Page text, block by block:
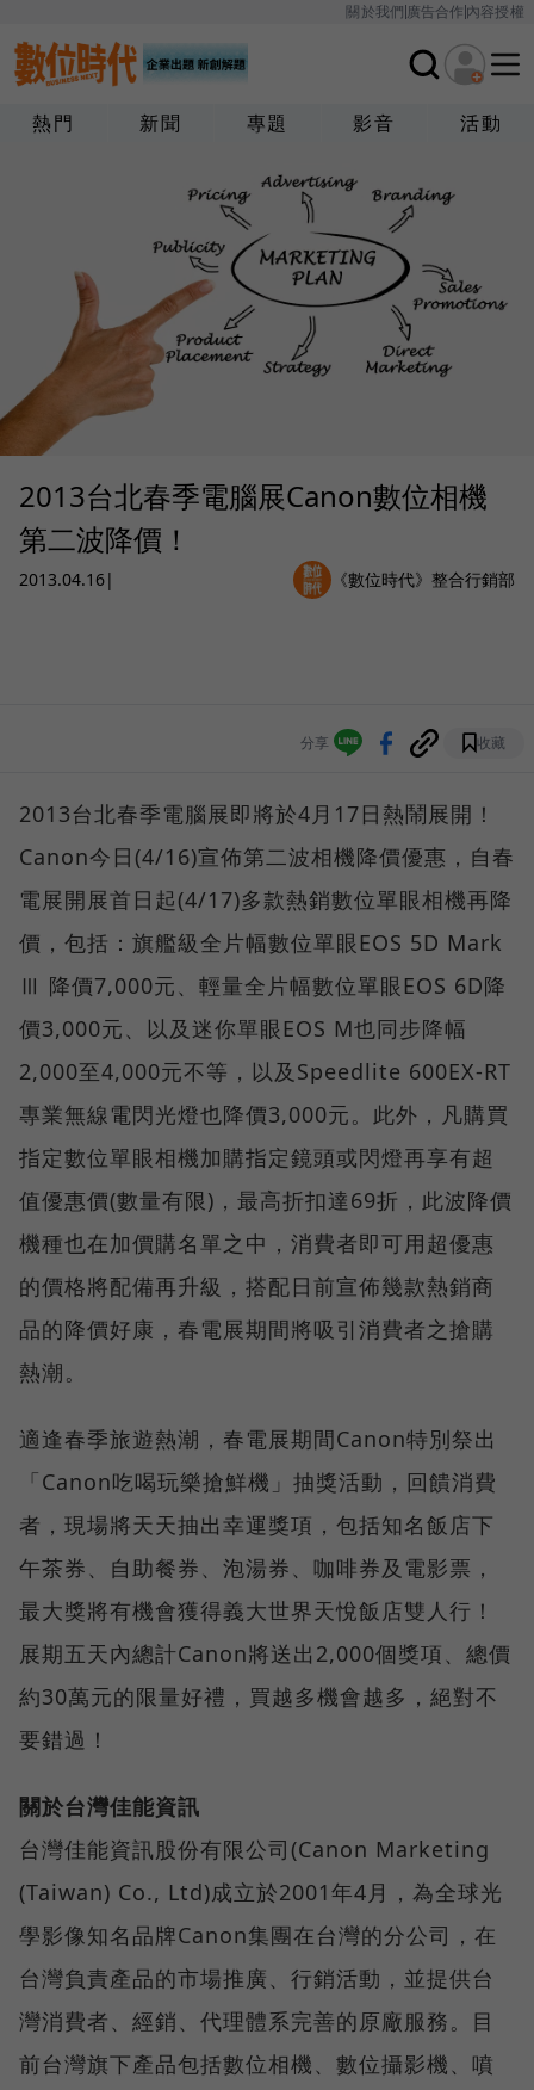
關於我們廣告合作內容授權
熱門 新聞 專題 影音 活動
2013台北春季電腦展Canon數位相機
第二波降價！
2013.04.16| 《數位時代》整合行銷部
分享 收藏
2013台北春季電腦展即將於4月17日熱鬧展開！
Canon今日(4/16)宣佈第二波相機降價優惠，自春
電展開展首日起(4/17)多款熱銷數位單眼相機再降
價，包括：旗艦級全片幅數位單眼EOS 5D Mark
Ⅲ 降價7,000元、輕量全片幅數位單眼EOS 6D降
價3,000元、以及迷你單眼EOS M也同步降幅
2,000至4,000元不等，以及Speedlite 600EX-RT
專業無線電閃光燈也降價3,000元。此外，凡購買
指定數位單眼相機加購指定鏡頭或閃燈再享有超
值優惠價(數量有限)，最高折扣達69折，此波降價
機種也在加價購名單之中，消費者即可用超優惠
的價格將配備再升級，搭配日前宣佈幾款熱銷商
品的降價好康，春電展期間將吸引消費者之搶購
熱潮。
適逢春季旅遊熱潮，春電展期間Canon特別祭出
「Canon吃喝玩樂搶鮮機」抽獎活動，回饋消費
者，現場將天天抽出幸運獎項，包括知名飯店下
午茶券、自助餐券、泡湯券、咖啡券及電影票，
最大獎將有機會獲得義大世界天悅飯店雙人行！
展期五天內總計Canon將送出2,000個獎項、總價
約30萬元的限量好禮，買越多機會越多，絕對不
要錯過！
關於台灣佳能資訊
台灣佳能資訊股份有限公司(Canon Marketing
(Taiwan) Co., Ltd)成立於2001年4月，為全球光
學影像知名品牌Canon集團在台灣的分公司，在
台灣負責產品的市場推廣、行銷活動，並提供台
灣消費者、經銷、代理體系完善的原廠服務。目
前台灣旗下產品包括數位相機、數位攝影機、噴